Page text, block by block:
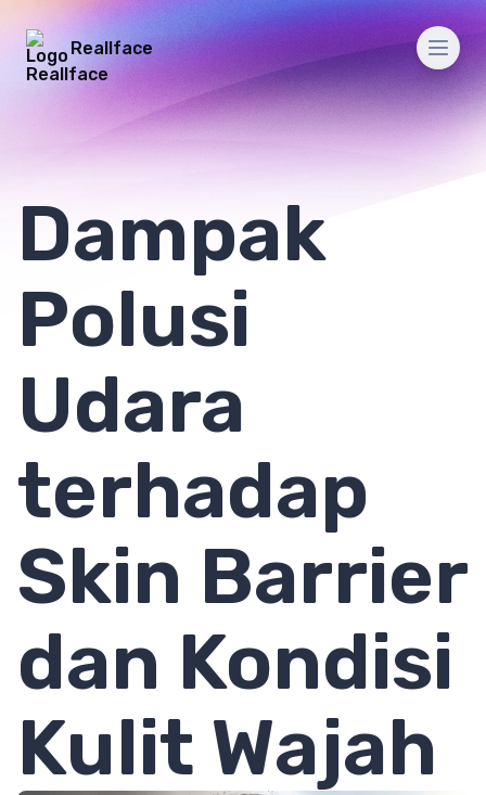
Reallface
Dampak
Polusi
Udara
terhadap
Skin Barrier
dan Kondisi
Kulit Wajah